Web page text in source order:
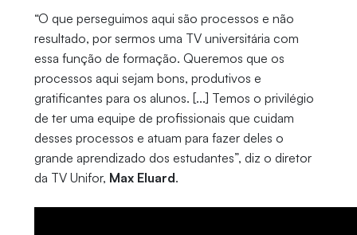
“O que perseguimos aqui são processos e não
resultado, por sermos uma TV universitária com
essa função de formação. Queremos que os
processos aqui sejam bons, produtivos e
gratificantes para os alunos. [...] Temos o privilégio
de ter uma equipe de profissionais que cuidam
desses processos e atuam para fazer deles o
grande aprendizado dos estudantes”, diz o diretor
da TV Unifor, Max Eluard.